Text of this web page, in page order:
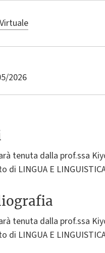
2026
tenuta dalla prof.ssa
di LINGUA E
tenuta dalla prof.ssa
di LINGUA E